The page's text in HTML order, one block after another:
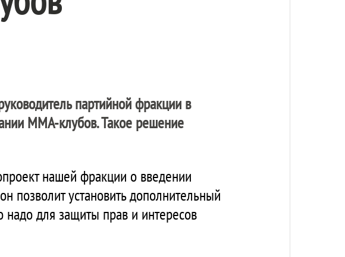
партийной фракции в
ММА-клубов. Такое решение
нашей фракции о введении
позволит установить дополнительный
надо для защиты прав и интересов